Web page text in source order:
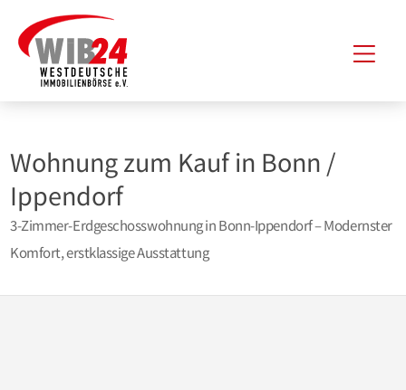
Inhalt
springen
Wohnung zum Kauf in Bonn /
Ippendorf
3-Zimmer-Erdgeschosswohnung in Bonn-Ippendorf – Modernster
Komfort, erstklassige Ausstattung